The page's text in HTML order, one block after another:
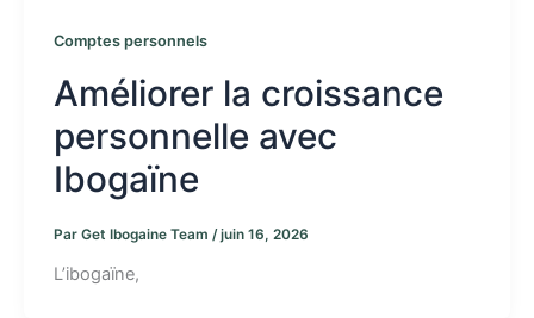
Comptes personnels
Améliorer la croissance
personnelle avec
Ibogaïne
Par Get Ibogaine Team /juin 16, 2026
L’ibogaïne,